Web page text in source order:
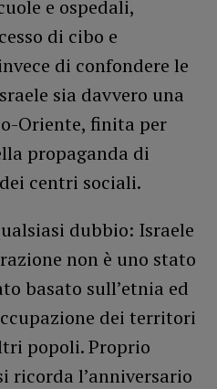
e ospedali,
di cibo e
di confondere le
sia davvero una
Oriente, finita per
propaganda di
centri sociali.
dubbio: Israele
non è uno stato
basato sull’etnia ed
dei territori
popoli. Proprio
ricorda l’anniversario